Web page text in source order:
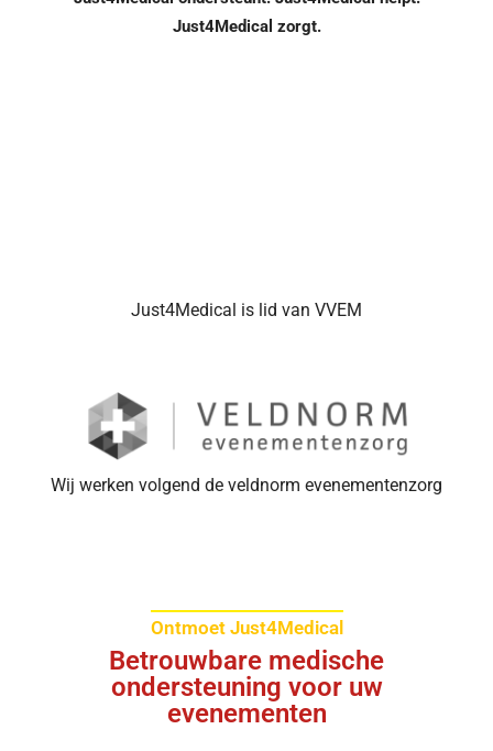
Just4Medical zorgt.
Just4Medical is lid van VVEM
Wij werken volgend de veldnorm evenementenzorg
Ontmoet Just4Medical
Betrouwbare medische
ondersteuning voor uw
evenementen